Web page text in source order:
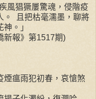
風猖獗屢驚魂，侵階疫
。 且把枯毫濡墨，聊將
。」
新報》第1517期)
煙瘟雨犯初春，哀愴煞